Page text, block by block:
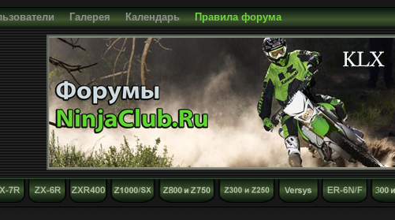
Правила форума
Галерея Календарь